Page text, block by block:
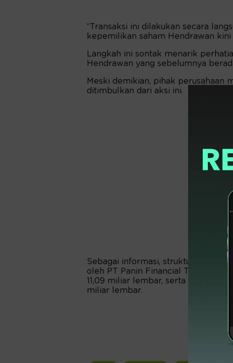
“Transaksi ini dilakukan secara
kepemilikan saham Hendrawan kini
Langkah ini sontak menarik
Hendrawan yang sebelumnya
Meski demikian, pihak perusahaan
ditimbulkan dari aksi ini.
Sebagai informasi, struktur
oleh PT Panin Financial Tbk. yang
11,09 miliar lembar, serta Votraint
miliar lembar.